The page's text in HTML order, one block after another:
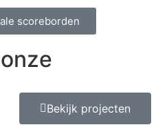
scoreborden
Bekijk projecten